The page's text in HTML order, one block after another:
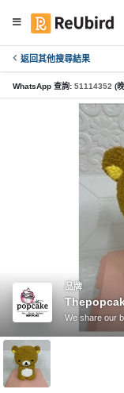
返回其他搜尋結果
WhatsApp 查詢: 51114352 (
繁
中
E
服
務
及
產
品
品牌
We share our